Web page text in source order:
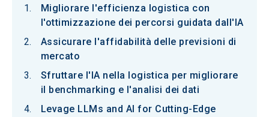
Migliorare l'efficienza logistica con
l'ottimizzazione dei percorsi guidata dall'IA
Assicurare l'affidabilità delle previsioni di
mercato
Sfruttare l'IA nella logistica per migliorare
il benchmarking e l'analisi dei dati
Levage LLMs and AI for Cutting-Edge